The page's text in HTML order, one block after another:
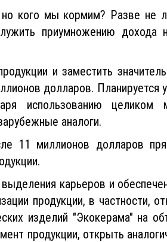
кого мы кормим? Разве не
приумножению дохода
и заместить
долларов. Планируется
использованию целиком
аналоги.
11 миллионов долларов
карьеров и
продукции, в частности,
изделий "Экокерама" на
продукции, открыть